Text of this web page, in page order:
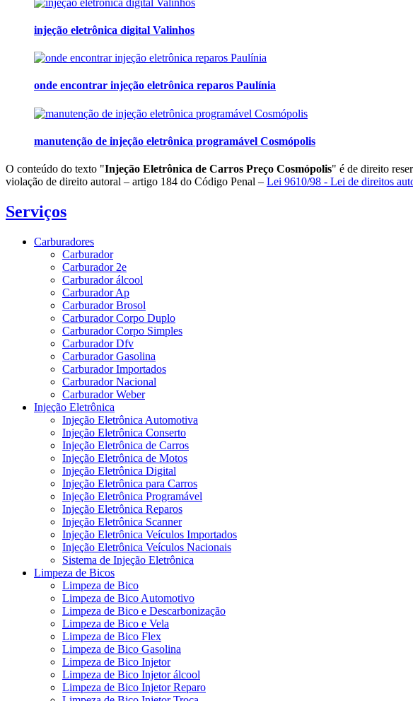
injeção eletrônica digital Valinhos
onde encontrar injeção eletrônica reparos Paulínia
manutenção de injeção eletrônica programável Cosmópolis
O conteúdo do texto "Injeção Eletrônica de Carros Preço Cosmópolis" é de direito
violação de direito autoral – artigo 184 do Código Penal – Lei 9610/98 - Lei de direitos
Serviços
Carburadores
Carburador
Carburador 2e
Carburador álcool
Carburador Ap
Carburador Brosol
Carburador Corpo Duplo
Carburador Corpo Simples
Carburador Dfv
Carburador Gasolina
Carburador Importados
Carburador Nacional
Carburador Weber
Injeção Eletrônica
Injeção Eletrônica Automotiva
Injeção Eletrônica Conserto
Injeção Eletrônica de Carros
Injeção Eletrônica de Motos
Injeção Eletrônica Digital
Injeção Eletrônica para Carros
Injeção Eletrônica Programável
Injeção Eletrônica Reparos
Injeção Eletrônica Scanner
Injeção Eletrônica Veículos Importados
Injeção Eletrônica Veículos Nacionais
Sistema de Injeção Eletrônica
Limpeza de Bicos
Limpeza de Bico
Limpeza de Bico Automotivo
Limpeza de Bico e Descarbonização
Limpeza de Bico e Vela
Limpeza de Bico Flex
Limpeza de Bico Gasolina
Limpeza de Bico Injetor
Limpeza de Bico Injetor álcool
Limpeza de Bico Injetor Reparo